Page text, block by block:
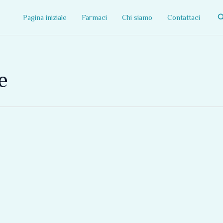
Pagina iniziale Farmaci Chi siamo Contattaci